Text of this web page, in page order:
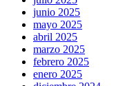
junio 2025
mayo 2025
abril 2025
marzo 2025
febrero 2025
enero 2025